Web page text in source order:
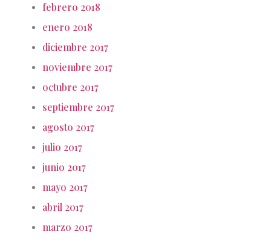
febrero 2018
enero 2018
diciembre 2017
noviembre 2017
octubre 2017
septiembre 2017
agosto 2017
julio 2017
junio 2017
mayo 2017
abril 2017
marzo 2017